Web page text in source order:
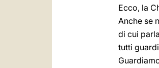
Ecco, la
Anche se
di cui
tutti